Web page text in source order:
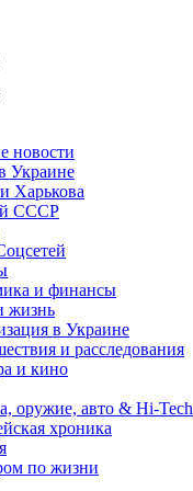
новости
Украине
Харькова
СССР
и финансы
жизнь
в Украине
и расследования
и кино
оружие, авто & Hi-Tech
хроника
по жизни